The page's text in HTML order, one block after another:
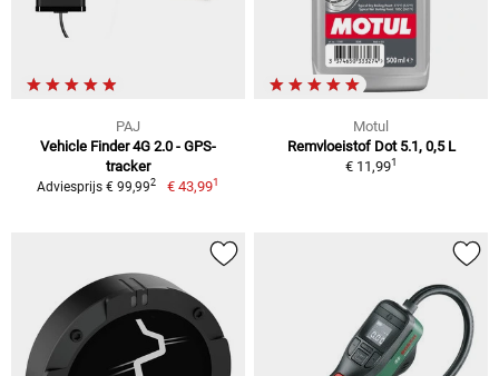
PAJ
Vehicle Finder 4G 2.0 - GPS-
tracker
Adviesprijs € 99,992 € 43,991
Motul
Remvloeistof Dot 5.1, 0,5 L
€ 11,991